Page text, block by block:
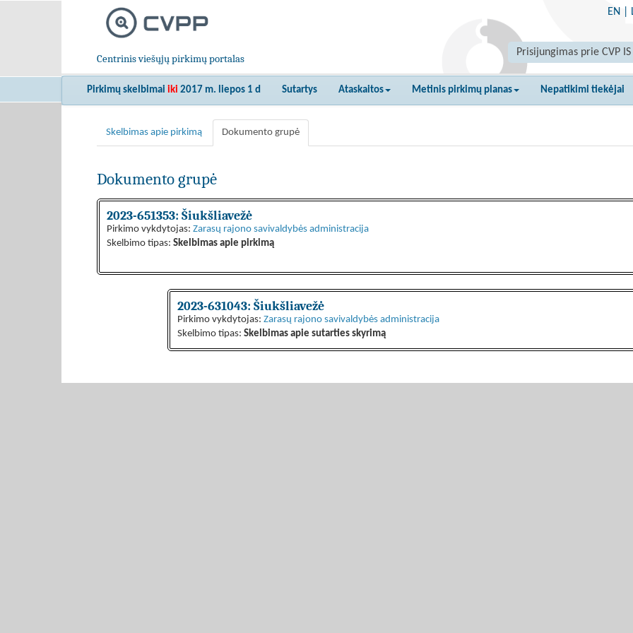
Centrinis viešųjų pirkimų portalas
EN
Prisijungimas prie CVP IS
Pirkimų skelbimai iki 2017 m. liepos 1 d Sutartys Ataskaitos Metinis pirkimų planas Nepatikimi tiekėjai
Skelbimas apie pirkimą Dokumento grupė
Dokumento grupė
2023-651353: Šiukšliavežė
Pirkimo vykdytojas: Zarasų rajono savivaldybės administracija
Skelbimo tipas: Skelbimas apie pirkimą
2023-631043: Šiukšliavežė
Pirkimo vykdytojas: Zarasų rajono savivaldybės administracija
Skelbimo tipas: Skelbimas apie sutarties skyrimą